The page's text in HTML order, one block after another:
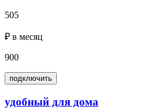
505
₽ в месяц
900
подключить
удобный для дома